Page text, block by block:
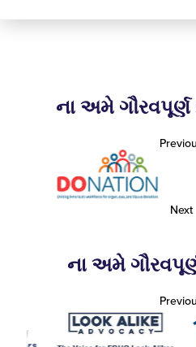
ના અમે ગૌરવપૂર્ણ
Next
ના અમે